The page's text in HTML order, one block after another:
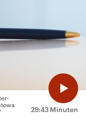
29:43 Minuten